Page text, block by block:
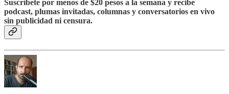
Suscríbete por menos de $20 pesos a la semana y recibe
podcast, plumas invitadas, columnas y conversatorios en vivo
sin publicidad ni censura.